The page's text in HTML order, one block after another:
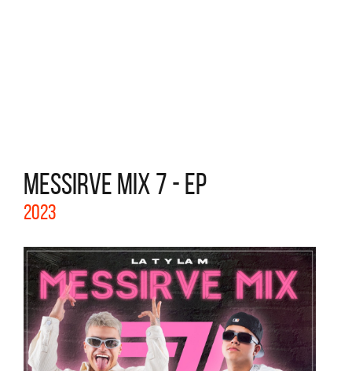
MESSIRVE MIX 7 - EP
2023